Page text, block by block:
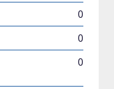
0
0
0